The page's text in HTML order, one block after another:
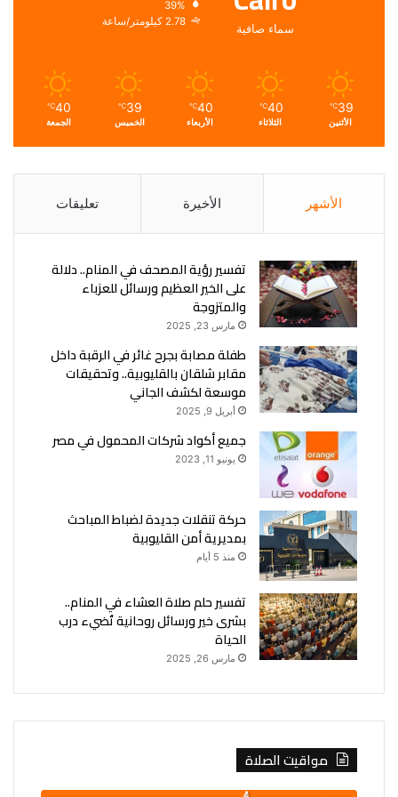
سماء صافية
39%
2.78 كيلومتر/ساعة
39
℃
الأثنين
40
℃
الثلاثاء
40
℃
الأربعاء
39
℃
الخميس
40
℃
الجمعة
الأشهر الأخيرة تعليقات
تفسير رؤية المصحف في المنام.. دلالة
على الخير العظيم ورسائل للعزباء
والمتزوجة
مارس 23, 2025
طفلة مصابة بجرح غائر في الرقبة داخل
مقابر شلقان بالقليوبية.. وتحقيقات
موسعة لكشف الجاني
أبريل 9, 2025
جميع أكواد شركات المحمول في مصر
يونيو 11, 2023
حركة تنقلات جديدة لضباط المباحث
بمديرية أمن القليوبية
منذ 5 أيام
تفسير حلم صلاة العشاء في المنام..
بشرى خير ورسائل روحانية تُضيء درب
الحياة
مارس 26, 2025
مواقيت الصلاة